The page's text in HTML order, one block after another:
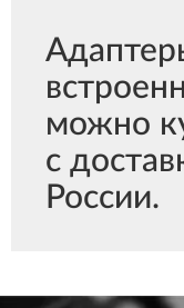
можно
с
России.